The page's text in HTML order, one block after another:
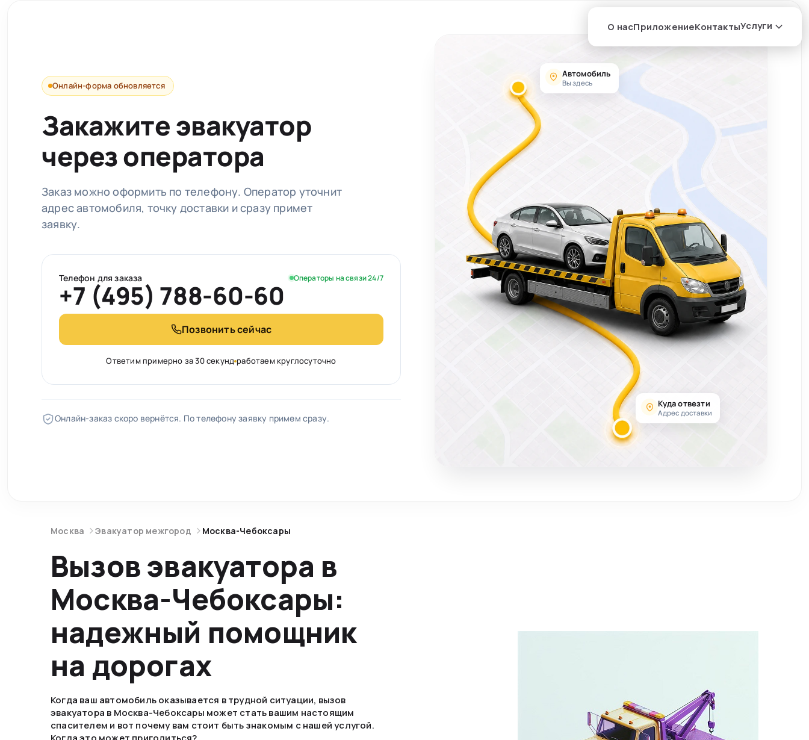
Онлайн-форма обновляется
Закажите эвакуатор
через оператора
Заказ можно оформить по телефону. Оператор уточнит
адрес автомобиля, точку доставки и сразу примет
заявку.
Телефон для заказа Операторы на связи 24/7
+7 (495) 788-60-60
Позвонить сейчас
Ответим примерно за 30 секунд работаем круглосуточно
Онлайн-заказ скоро вернётся. По телефону заявку примем сразу.
Автомобиль
Вы здесь
Куда отвезти
Адрес доставки
О насПриложениеКонтактыУслуги
Москва Эвакуатор межгород Москва-Чебоксары
Вызов эвакуатора в
Москва-Чебоксары:
надежный помощник
на дорогах
Когда ваш автомобиль оказывается в трудной ситуации, вызов
эвакуатора в Москва-Чебоксары может стать вашим настоящим
спасителем и вот почему вам стоит быть знакомым с нашей услугой.